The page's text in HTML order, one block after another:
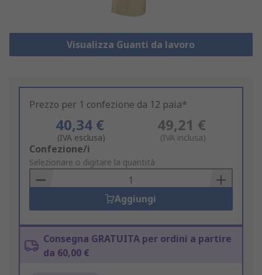
Visualizza Guanti da lavoro
Prezzo per 1 confezione da 12 paia*
40,34 €
(IVA esclusa)
49,21 €
(IVA inclusa)
Add
to
Basket
Confezione/i
Selezionare o digitare la quantità
Aggiungi
Consegna GRATUITA per ordini a partire
da 60,00 €